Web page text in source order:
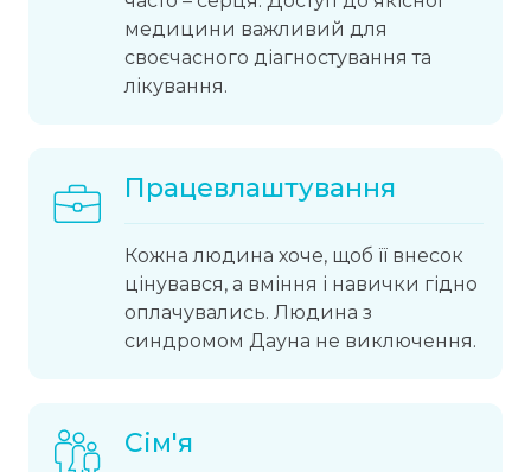
медицини важливий для
своєчасного діагностування та
лікування.
Працевлаштування
Кожна людина хоче, щоб її внесок
цінувався, а вміння і навички гідно
оплачувались. Людина з
синдромом Дауна не виключення.
Сім'я